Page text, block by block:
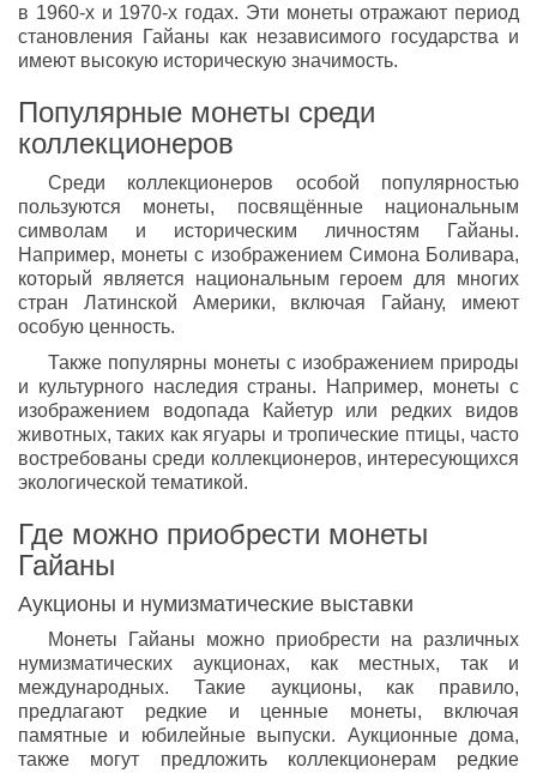
в 1960-х и 1970-х годах. Эти монеты отражают период
становления Гайаны как независимого государства и
имеют высокую историческую значимость.
Популярные монеты среди
коллекционеров
Среди коллекционеров особой популярностью
пользуются монеты, посвящённые национальным
символам и историческим личностям Гайаны.
Например, монеты с изображением Симона Боливара,
который является национальным героем для многих
стран Латинской Америки, включая Гайану, имеют
особую ценность.
Также популярны монеты с изображением природы
и культурного наследия страны. Например, монеты с
изображением водопада Кайетур или редких видов
животных, таких как ягуары и тропические птицы, часто
востребованы среди коллекционеров, интересующихся
экологической тематикой.
Где можно приобрести монеты
Гайаны
Аукционы и нумизматические выставки
Монеты Гайаны можно приобрести на различных
нумизматических аукционах, как местных, так и
международных. Такие аукционы, как правило,
предлагают редкие и ценные монеты, включая
памятные и юбилейные выпуски. Аукционные дома,
также могут предложить коллекционерам редкие